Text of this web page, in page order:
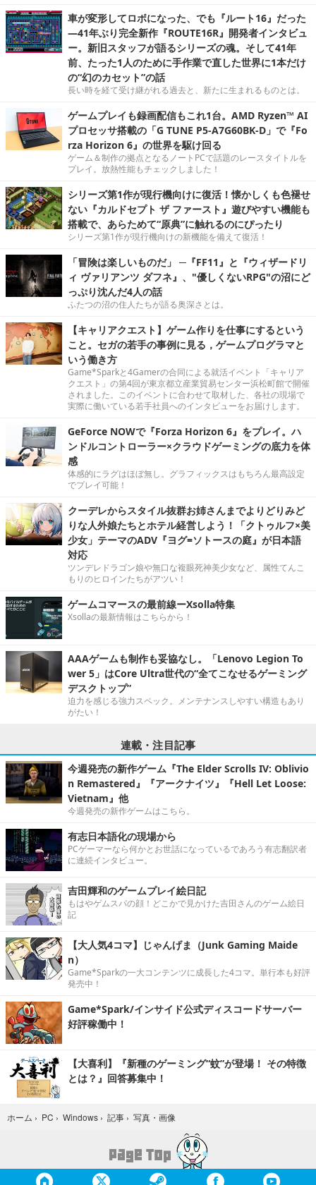
車が変形してロボになった、でも『ルート16』だった
―41年ぶり完全新作『ROUTE16R』開発者インタビュ
ー。新旧スタッフが語るシリーズの魂。そして41年
前、たった1人のために手作業で直した世界に1本だけ
の“幻のカセット”の話
長い時を経て受け継がれる過去と、新たに生まれるものとは。
ゲームプレイも録画配信もこれ1台。AMD Ryzen™ AI
プロセッサ搭載の「G TUNE P5-A7G60BK-D」で『Fo
rza Horizon 6』の世界を駆け回る
ゲーム＆制作の拠点となるノートPCで話題のレースタイトルを
プレイ。放熱性能もチェックしました！
シリーズ第1作が現行機向けに復活！懐かしくも色褪せ
ない『カルドセプト ザ ファースト』遊びやすい機能も
搭載で、あらためて“原典”に触れるのにぴったり
シリーズ第1作が現行機向けの新機能を備えて復活！
「冒険は楽しいものだ」 ─『FF11』と『ウィザードリ
ィ ヴァリアンツ ダフネ』、"優しくないRPG"の沼にど
っぷり沈んだ4人の話
ふたつの沼の住人たちが語る奥深さとは。
【キャリアクエスト】ゲーム作りを仕事にするという
こと。セガの若手の事例に見る，ゲームプログラマと
いう働き方
Game*Sparkと4Gamerの合同による就活イベント「キャリア
クエスト」の第4回が東京都立産業貿易センター浜松町館で開催
されました。このイベントに合わせて取材した、各社の現場で
実際に働いている若手社員へのインタビューをお届けします。
GeForce NOWで『Forza Horizon 6』をプレイ。ハ
ンドルコントローラー×クラウドゲーミングの底力を体
感
体感的にラグはほぼ無し。グラフィックスはもちろん最高設定
でプレイ可能！
クーデレからスタイル抜群お姉さんまでよりどりみど
りな人外娘たちとホテル経営しよう！「クトゥルフ×美
少女」テーマのADV『ヨグ=ソトースの庭』が日本語
対応
ツンデレドラゴン娘や無口な複眼死神美少女など、属性てんこ
もりのヒロインたちがアツい！
ゲームコマースの最前線ーXsolla特集
Xsollaの最新情報はこちらから！
AAAゲームも制作も妥協なし。「Lenovo Legion To
wer 5」はCore Ultra世代の“全てこなせるゲーミング
デスクトップ”
迫力を感じる強力スペック。メンテナンスしやすい構造もあり
がたい！
連載・注目記事
今週発売の新作ゲーム『The Elder Scrolls IV: Oblivio
n Remastered』『アークナイツ』『Hell Let Loose:
Vietnam』他
今週発売の新作ゲームはこちら。
有志日本語化の現場から
PCゲーマーなら何かとお世話になっているであろう有志翻訳者
に連続インタビュー。
吉田輝和のゲームプレイ絵日記
もはやゲムスパの顔！どこかで見かけた吉田さんのゲーム絵日
記
【大人気4コマ】じゃんげま（Junk Gaming Maide
n）
Game*Sparkの一大コンテンツに成長した4コマ。単行本も好評
発売中！
Game*Spark/インサイド公式ディスコードサーバー
好評稼働中！
【大喜利】『新種のゲーミング“蚊”が登場！ その特徴
とは？』回答募集中！
ホーム › PC › Windows › 記事 › 写真・画像